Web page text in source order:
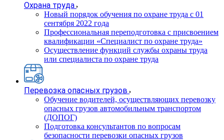
Охрана труда
Новый порядок обучения по охране труда с 01
сентября 2022 года
Профессиональная переподготовка с присвоением
квалификации «Специалист по охране труда»
Осуществление функций службы охраны труда
или специалиста по охране труда
Перевозка опасных грузов
Обучение водителей, осуществляющих перевозку
опасных грузов автомобильным транспортом
(ДОПОГ)
Подготовка консультантов по вопросам
безопасности перевозки опасных грузов